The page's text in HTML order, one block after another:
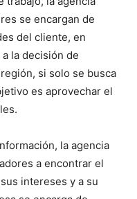
se encargan de
del cliente, en
la decisión de
si solo se busca
es aprovechar el
la agencia
a encontrar el
intereses y a su